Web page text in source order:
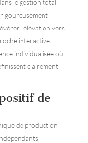
le gestion total
l’élévation vers
interactive
individualisée où
clairement
de
de production